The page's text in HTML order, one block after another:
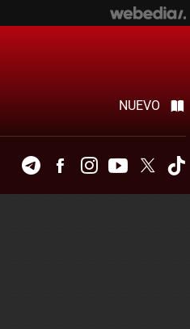
NUEVO
TelegramFacebookInstagramYoutubeTwitter